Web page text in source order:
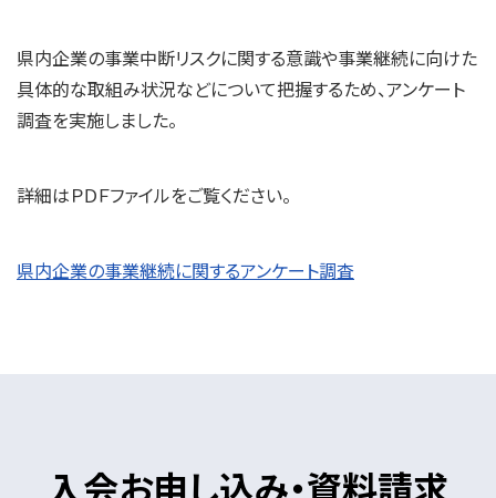
県内企業の事業中断リスクに関する意識や事業継続に向けた
具体的な取組み状況などについて把握するため、アンケート
調査を実施しました。
詳細はＰＤＦファイルをご覧ください。
県内企業の事業継続に関するアンケート調査
入会お申し込み・資料請求